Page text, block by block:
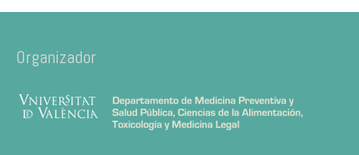
Organizador